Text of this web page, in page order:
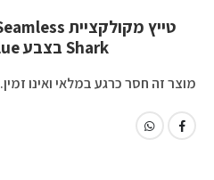
Shark בצבע Tropical Blue
מוצר זה חסר כרגע במלאי ואינו זמין.